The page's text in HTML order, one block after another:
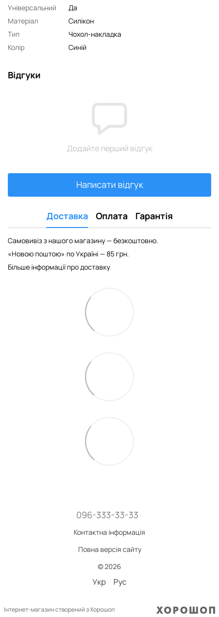
Універсальний
Да
Матеріал
Силікон
Тип
Чохол-накладка
Колір
Синій
Відгуки
Додайте перший відгук
Написати відгук
Доставка Оплата Гарантія
Самовивіз з нашого магазину — безкоштовно.
«Новою поштою» по Україні — 85 грн.
Більше інформації про доставку
096-333-33-33
Контактна інформація
Повна версія сайту
© 2026
Укр Рус
Інтернет-магазин створений з Хорошоп